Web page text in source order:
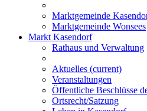
Marktgemeinde
Marktgemeinde Wonsees
Markt Kasendorf
Rathaus und Verwaltung
Aktuelles (current)
Veranstaltungen
Öffentliche Beschlüsse
Ortsrecht/Satzung